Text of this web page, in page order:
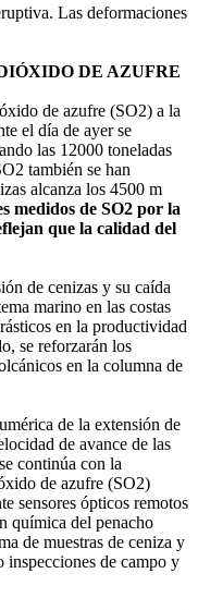
Las deformaciones
DE AZUFRE
de azufre (SO2) a la
el día de ayer se
las 12000 toneladas
también se han
alcanza los 4500 m
medidos de SO2 por la
que la calidad del
de cenizas y su caída
marino en las costas
en la productividad
se reforzarán los
en la columna de
de la extensión de
de avance de las
continúa con la
de azufre (SO2)
sensores ópticos remotos
química del penacho
de muestras de ceniza y
inspecciones de campo y